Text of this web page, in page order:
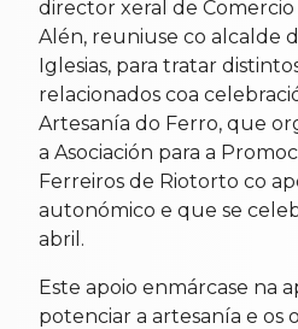
director xeral de Comercio
Alén, reuniuse co alcalde
Iglesias, para tratar
relacionados coa
Artesanía do Ferro, que
a Asociación para a
Ferreiros de Riotorto co
autonómico e que se
abril.
Este apoio enmárcase na
potenciar a artesanía e os